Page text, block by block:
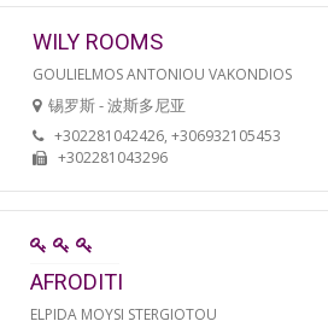
WILY ROOMS
GOULIELMOS ANTONIOU VAKONDIOS
锡罗斯 - 波斯多尼亚
+302281042426, +306932105453
+302281043296
AFRODITI
ELPIDA MOYSI STERGIOTOU